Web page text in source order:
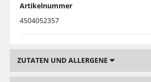
Artikelnummer
4504052357
ZUTATEN UND ALLERGENE